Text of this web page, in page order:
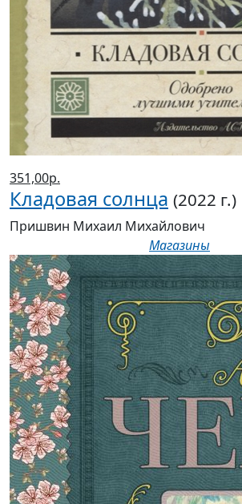
351,00р.
Кладовая солнца (2022 г.)
Пришвин Михаил Михайлович
Магазины